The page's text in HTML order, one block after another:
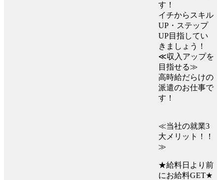
す！
イチからスキル
UP・ステップ
UP目指してい
きましょう！
≪収入アップを
目指せる≫
高時給だらけの
派遣のお仕事で
す！
≪当社の就業3
大メリット！！
≫
★給料日より前
にお給料GET★